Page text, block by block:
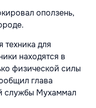
оползень,
техника для
находятся в
физической силы
глава
службы Мухаммал